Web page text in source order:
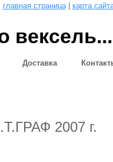
главная страница| карта
вексель...
Доставка
2007 г.